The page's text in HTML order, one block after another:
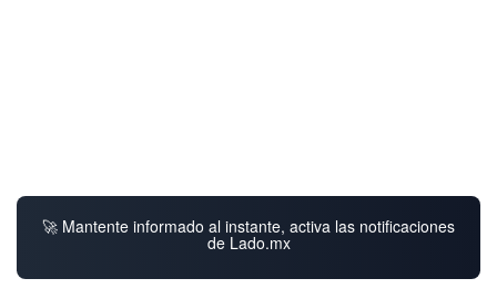
🚀 Mantente informado al instante, activa las notificaciones
de Lado.mx